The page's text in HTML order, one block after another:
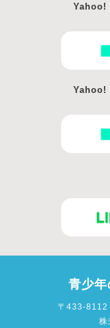
Yahoo!
Yahoo!
青少
〒433-8112
株